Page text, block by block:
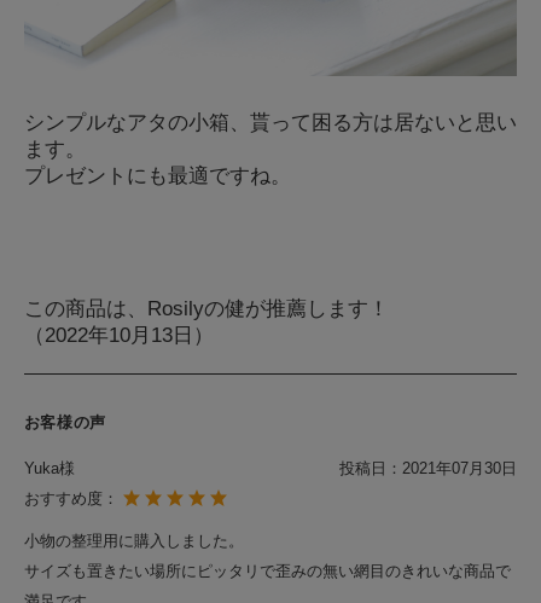
シンプルなアタの小箱、貰って困る方は居ないと思い
ます。
プレゼントにも最適ですね。
この商品は、Rosilyの健が推薦します！
（2022年10月13日）
お客様の声
Yuka様 投稿日： 2021年07月30日
おすすめ度：
小物の整理用に購入しました。
サイズも置きたい場所にピッタリで歪みの無い網目のきれいな商品で